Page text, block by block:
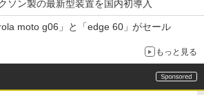
ソン製の最新型装置を国内初導入
moto g06」と「edge 60」がセール
もっと見る